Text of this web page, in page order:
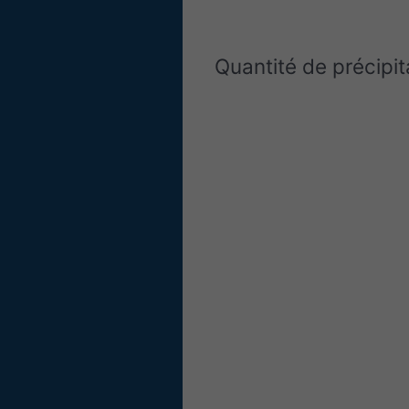
Quantité de